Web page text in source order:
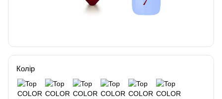
Колір